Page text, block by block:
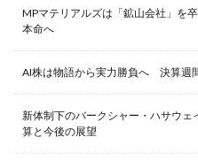
MPマテリアルズは「鉱山会社」を
本命へ
AI株は物語から実力勝負へ 決算週
新体制下のバークシャー・ハサウ
算と今後の展望